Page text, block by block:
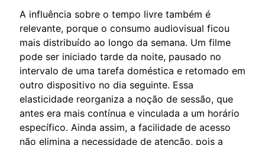
A influência sobre o tempo livre também é
relevante, porque o consumo audiovisual ficou
mais distribuído ao longo da semana. Um filme
pode ser iniciado tarde da noite, pausado no
intervalo de uma tarefa doméstica e retomado em
outro dispositivo no dia seguinte. Essa
elasticidade reorganiza a noção de sessão, que
antes era mais contínua e vinculada a um horário
específico. Ainda assim, a facilidade de acesso
não elimina a necessidade de atenção, pois a